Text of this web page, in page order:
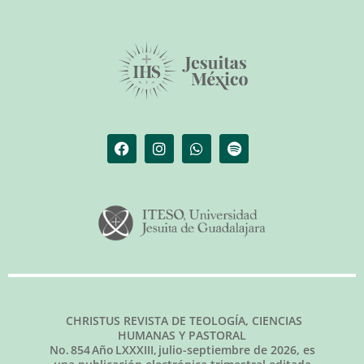
CHRISTUS REVISTA DE TEOLOGÍA, CIENCIAS
HUMANAS Y PASTORAL
No.854Año LXXXIII, julio-septiembre de 2026, es